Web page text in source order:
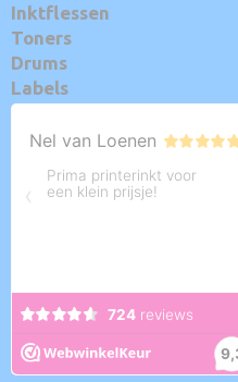
Inktflessen
Toners
Drums
Labels